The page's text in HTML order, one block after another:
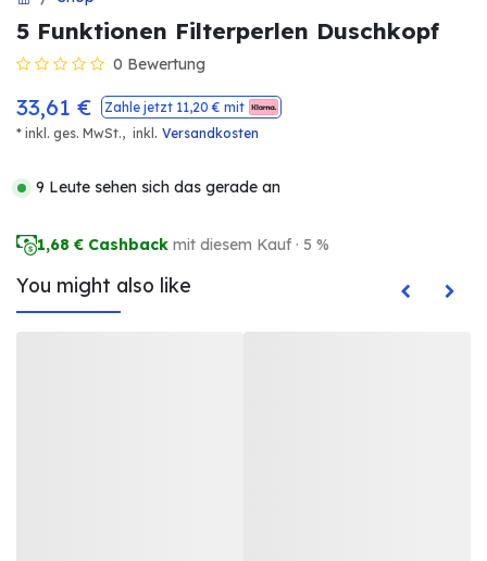
5 Funktionen Filterperlen Duschkopf
0 Bewertung
33,61 € Zahle jetzt 11,20 € mit
* inkl. ges. MwSt., inkl . Versandkosten
9 Leute sehen sich das gerade an
1,68 € Cashback mit diesem Kauf · 5 %
You might also like